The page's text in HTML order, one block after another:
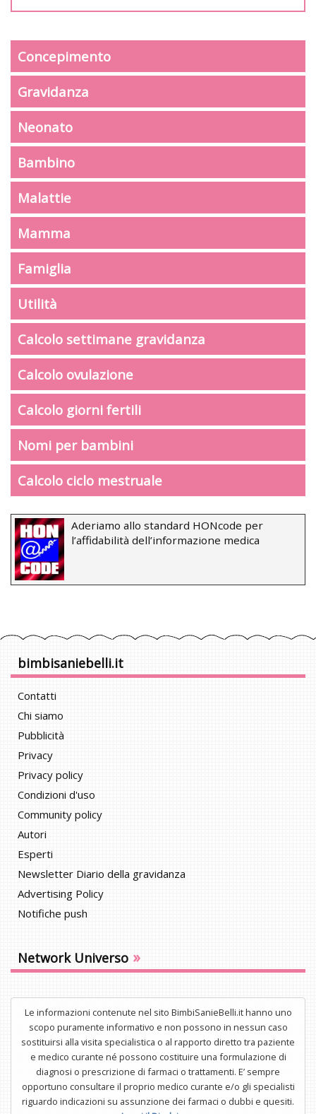
Concepimento
Gravidanza
Neonato
Bambino
Malattie
Mamma
Famiglia
Utilità
Calcolo settimane gravidanza
Calcolo ovulazione
Calcolo giorni fertili
Nomi per bambini
Calcolo ciclo mestruale
Aderiamo allo standard HONcode per
l’affidabilità dell’informazione medica
bimbisaniebelli.it
Contatti
Chi siamo
Pubblicità
Privacy
Privacy policy
Condizioni d'uso
Community policy
Autori
Esperti
Newsletter Diario della gravidanza
Advertising Policy
Notifiche push
Network Universo »
Le informazioni contenute nel sito BimbiSanieBelli.it hanno uno
scopo puramente informativo e non possono in nessun caso
sostituirsi alla visita specialistica o al rapporto diretto tra paziente
e medico curante né possono costituire una formulazione di
diagnosi o prescrizione di farmaci o trattamenti. E’ sempre
opportuno consultare il proprio medico curante e/o gli specialisti
riguardo indicazioni su assunzione dei farmaci o dubbi e quesiti.